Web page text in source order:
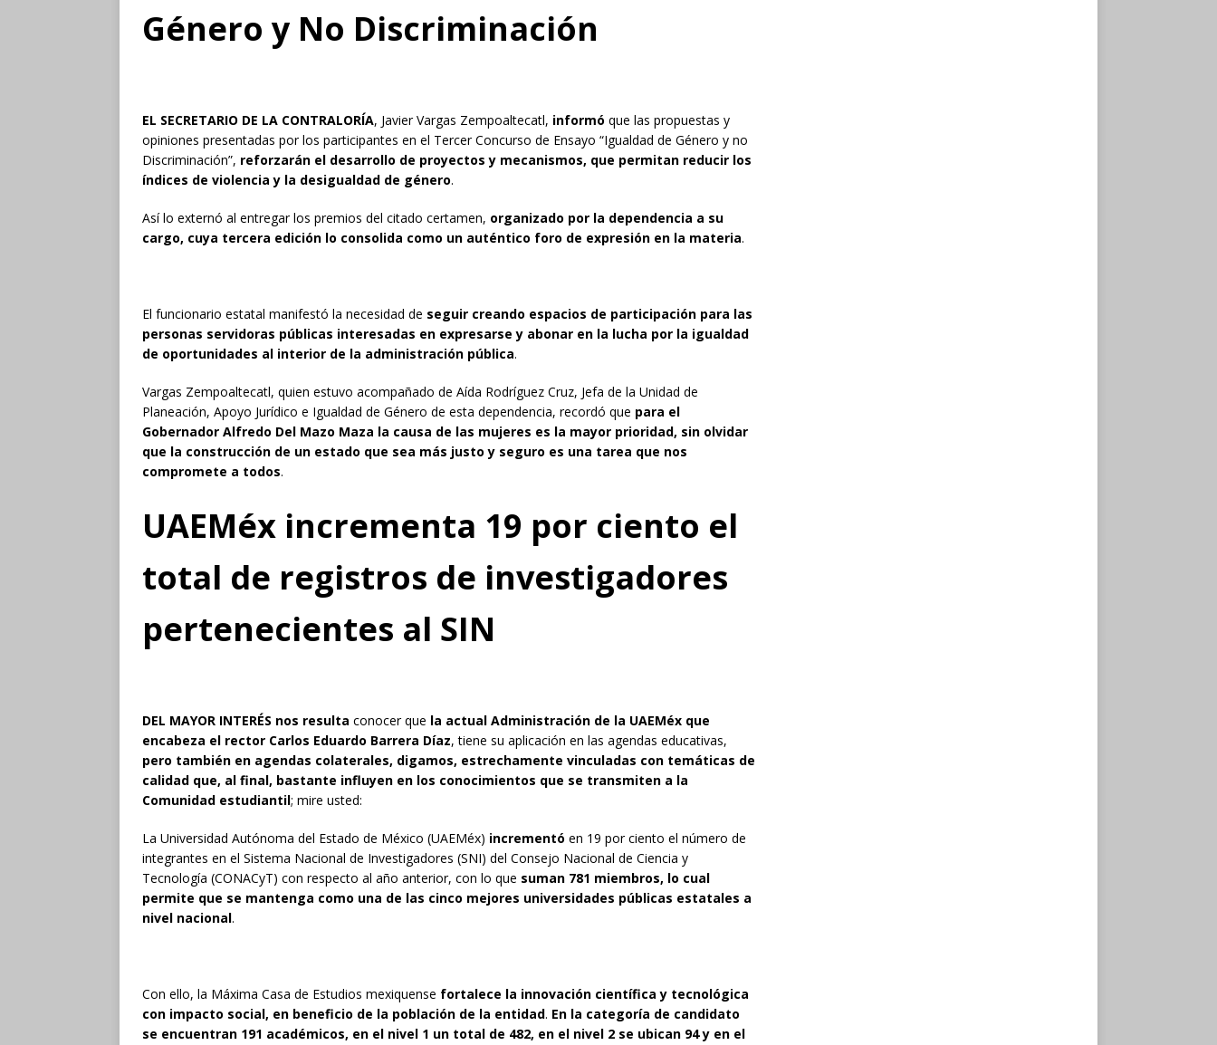
Género y No Discriminación
EL SECRETARIO DE LA CONTRALORÍA, Javier Vargas Zempoaltecatl, informó que las propuestas y
opiniones presentadas por los participantes en el Tercer Concurso de Ensayo “Igualdad de Género y no
Discriminación”, reforzarán el desarrollo de proyectos y mecanismos, que permitan reducir los
índices de violencia y la desigualdad de género.
Así lo externó al entregar los premios del citado certamen, organizado por la dependencia a su
cargo, cuya tercera edición lo consolida como un auténtico foro de expresión en la materia.
El funcionario estatal manifestó la necesidad de seguir creando espacios de participación para las
personas servidoras públicas interesadas en expresarse y abonar en la lucha por la igualdad
de oportunidades al interior de la administración pública.
Vargas Zempoaltecatl, quien estuvo acompañado de Aída Rodríguez Cruz, Jefa de la Unidad de
Planeación, Apoyo Jurídico e Igualdad de Género de esta dependencia, recordó que para el
Gobernador Alfredo Del Mazo Maza la causa de las mujeres es la mayor prioridad, sin olvidar
que la construcción de un estado que sea más justo y seguro es una tarea que nos
compromete a todos.
UAEMéx incrementa 19 por ciento el
total de registros de investigadores
pertenecientes al SIN
DEL MAYOR INTERÉS nos resulta conocer que la actual Administración de la UAEMéx que
encabeza el rector Carlos Eduardo Barrera Díaz, tiene su aplicación en las agendas educativas,
pero también en agendas colaterales, digamos, estrechamente vinculadas con temáticas de
calidad que, al final, bastante influyen en los conocimientos que se transmiten a la
Comunidad estudiantil; mire usted:
La Universidad Autónoma del Estado de México (UAEMéx) incrementó en 19 por ciento el número de
integrantes en el Sistema Nacional de Investigadores (SNI) del Consejo Nacional de Ciencia y
Tecnología (CONACyT) con respecto al año anterior, con lo que suman 781 miembros, lo cual
permite que se mantenga como una de las cinco mejores universidades públicas estatales a
nivel nacional.
Con ello, la Máxima Casa de Estudios mexiquense fortalece la innovación científica y tecnológica
con impacto social, en beneficio de la población de la entidad. En la categoría de candidato
se encuentran 191 académicos, en el nivel 1 un total de 482, en el nivel 2 se ubican 94 y en el